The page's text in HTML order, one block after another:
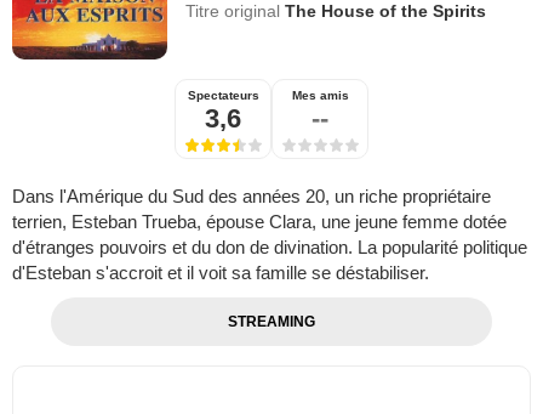
Titre originalThe House of the Spirits
Spectateurs
3,6
Mes amis
--
Dans l'Amérique du Sud des années 20, un riche propriétaire
terrien, Esteban Trueba, épouse Clara, une jeune femme dotée
d'étranges pouvoirs et du don de divination. La popularité politique
d'Esteban s'accroit et il voit sa famille se déstabiliser.
STREAMING